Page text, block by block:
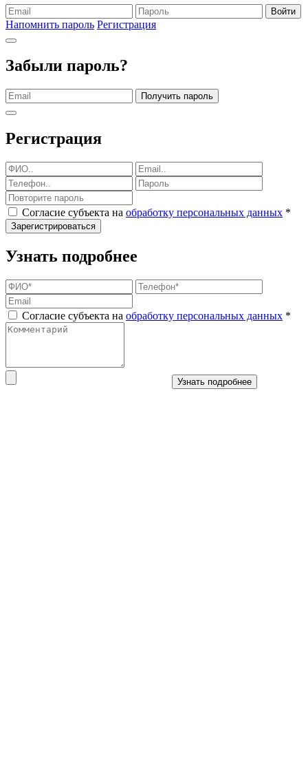
Войти
Напомнить пароль Регистрация
Забыли пароль?
Получить пароль
Регистрация
Согласие субъекта на обработку персональных данных *
Зарегистрироваться
Узнать подробнее
Согласие субъекта на обработку персональных данных *
Узнать подробнее